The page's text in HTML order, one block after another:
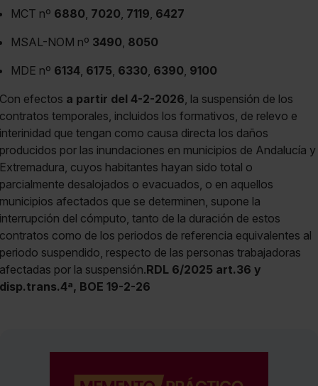
MCT nº 6880, 7020, 7119, 6427
MSAL-NOM nº 3490, 8050
MDE nº 6134, 6175, 6330, 6390, 9100
Con efectos a partir del 4-2-2026, la suspensión de los
contratos temporales, incluidos los formativos, de relevo e
interinidad que tengan como causa directa los daños
producidos por las inundaciones en municipios de Andalucía y
Extremadura, cuyos habitantes hayan sido total o
parcialmente desalojados o evacuados, o en aquellos
municipios afectados que se determinen, supone la
interrupción del cómputo, tanto de la duración de estos
contratos como de los periodos de referencia equivalentes al
periodo suspendido, respecto de las personas trabajadoras
afectadas por la suspensión.RDL 6/2025 art.36 y
disp.trans.4ª, BOE 19-2-26